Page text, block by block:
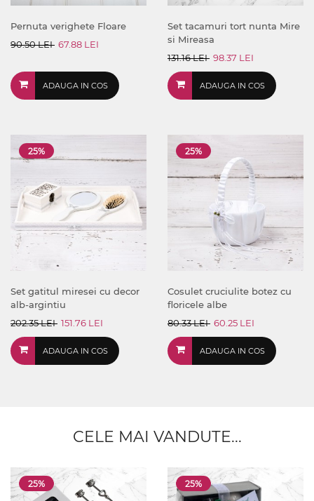
Pernuta verighete Floare
90.50 LEI 67.88 LEI
ADAUGA IN COS
Set tacamuri tort nunta Mire
si Mireasa
131.16 LEI 98.37 LEI
ADAUGA IN COS
25%
Set gatitul miresei cu decor
alb-argintiu
202.35 LEI 151.76 LEI
ADAUGA IN COS
25%
Cosulet cruciulite botez cu
floricele albe
80.33 LEI 60.25 LEI
ADAUGA IN COS
CELE MAI VANDUTE...
25% 25%